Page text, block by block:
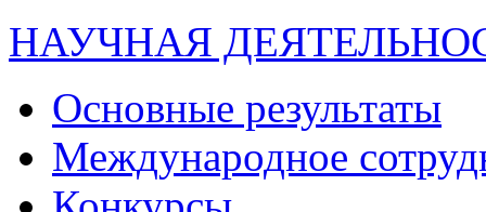
НАУЧНАЯ
Основные результаты
Международное